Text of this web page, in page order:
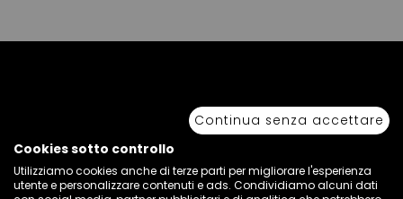
anche parziale.
Via Piave Km 68,600 • 04100 Latina, Italia | P.IVA 01222400598 • N° REA LT -
77855
Continua senza accettare
Cookies sotto controllo
Utilizziamo cookies anche di terze parti per migliorare l'esperienza
utente e personalizzare contenuti e ads. Condividiamo alcuni dati